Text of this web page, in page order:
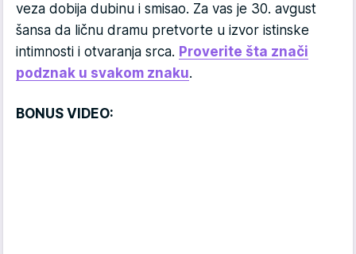
veza dobija dubinu i smisao. Za vas je 30. avgust
šansa da ličnu dramu pretvorte u izvor istinske
intimnosti i otvaranja srca. Proverite šta znači
podznak u svakom znaku.
BONUS VIDEO: